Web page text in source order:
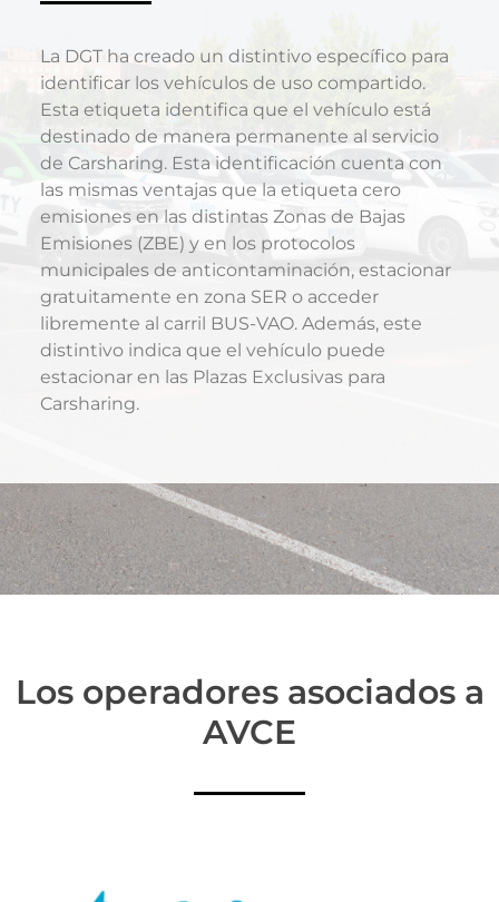
La DGT ha creado un distintivo específico para
identificar los vehículos de uso compartido.
Esta etiqueta identifica que el vehículo está
destinado de manera permanente al servicio
de Carsharing. Esta identificación cuenta con
las mismas ventajas que la etiqueta cero
emisiones en las distintas Zonas de Bajas
Emisiones (ZBE) y en los protocolos
municipales de anticontaminación, estacionar
gratuitamente en zona SER o acceder
libremente al carril BUS-VAO. Además, este
distintivo indica que el vehículo puede
estacionar en las Plazas Exclusivas para
Carsharing.
Los operadores asociados a
AVCE